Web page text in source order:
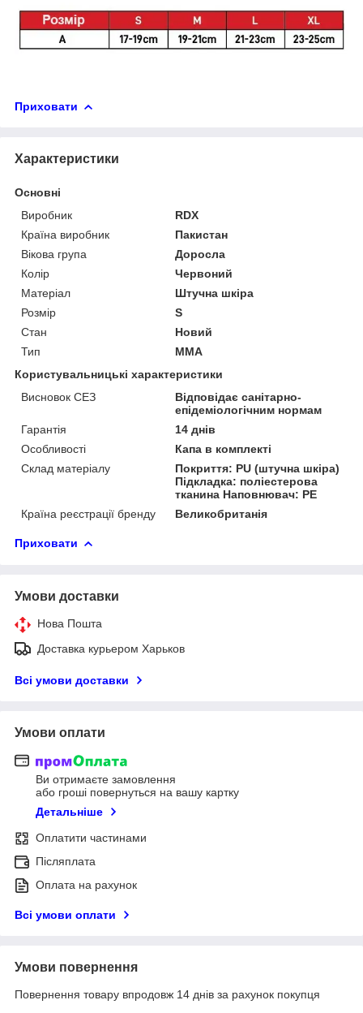
Приховати
Характеристики
Основні
Виробник
RDX
Країна виробник
Пакистан
Вікова група
Доросла
Колір
Червоний
Матеріал
Штучна шкіра
Розмір
S
Стан
Новий
Тип
MMA
Користувальницькі характеристики
Висновок СЕЗ
Відповідає санітарно-
епідеміологічним нормам
Гарантія
14 днів
Особливості
Капа в комплекті
Склад матеріалу
Покриття: PU (штучна шкіра)
Підкладка: поліестерова
тканина Наповнювач: PE
Країна реєстрації бренду
Великобританія
Приховати
Умови доставки
Нова Пошта
Доставка курьером Харьков
Всі умови доставки
Умови оплати
Ви отримаєте замовлення
або гроші повернуться на вашу картку
Детальніше
Оплатити частинами
Післяплата
Оплата на рахунок
Всі умови оплати
Умови повернення
Повернення товару впродовж 14 днів за рахунок покупця